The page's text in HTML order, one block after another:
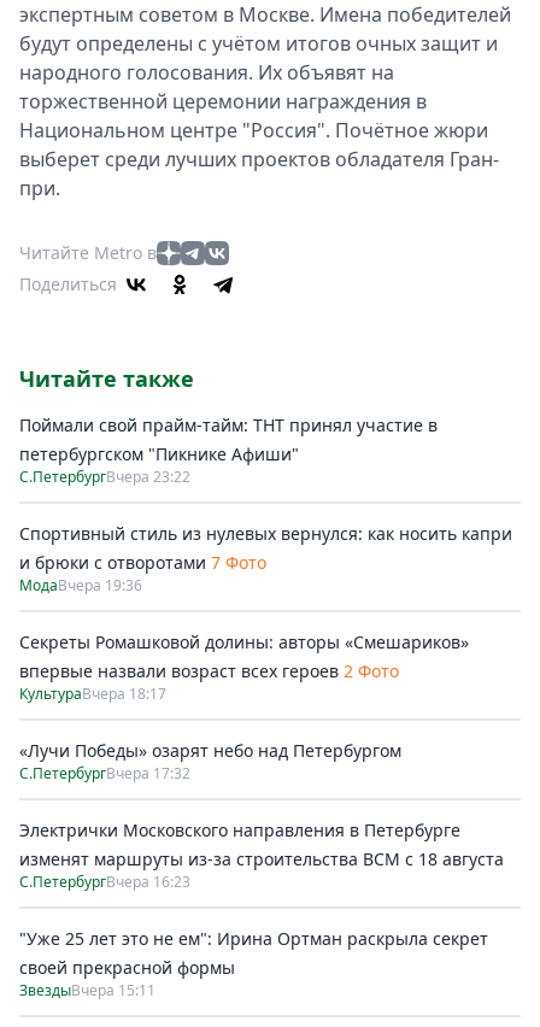
экспертным советом в Москве. Имена победителей
будут определены с учётом итогов очных защит и
народного голосования. Их объявят на
торжественной церемонии награждения в
Национальном центре "Россия". Почётное жюри
выберет среди лучших проектов обладателя Гран-
при.
Читайте Metro в
Поделиться
Читайте также
Поймали свой прайм-тайм: ТНТ принял участие в
петербургском "Пикнике Афиши"
С.ПетербургВчера 23:22
Спортивный стиль из нулевых вернулся: как носить капри
и брюки с отворотами 7 Фото
МодаВчера 19:36
Секреты Ромашковой долины: авторы «Смешариков»
впервые назвали возраст всех героев 2 Фото
КультураВчера 18:17
«Лучи Победы» озарят небо над Петербургом
С.ПетербургВчера 17:32
Электрички Московского направления в Петербурге
изменят маршруты из-за строительства ВСМ с 18 августа
С.ПетербургВчера 16:23
"Уже 25 лет это не ем": Ирина Ортман раскрыла секрет
своей прекрасной формы
ЗвездыВчера 15:11